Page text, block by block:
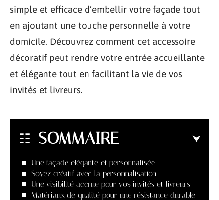
simple et efficace d’embellir votre façade tout
en ajoutant une touche personnelle à votre
domicile. Découvrez comment cet accessoire
décoratif peut rendre votre entrée accueillante
et élégante tout en facilitant la vie de vos
invités et livreurs.
SOMMAIRE
Une façade élégante et personnalisée
Soyez créatif avec la personnalisation
Une visibilité accrue pour vos invités et livreurs
Matériaux de qualité pour une résistance durable